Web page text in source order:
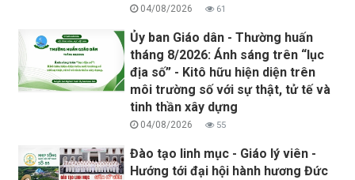
04/08/2026 61
Ủy ban Giáo dân - Thường huấn
tháng 8/2026: Ánh sáng trên “lục
địa số” - Kitô hữu hiện diện trên
môi trường số với sự thật, tử tế và
tinh thần xây dựng
04/08/2026 55
Đào tạo linh mục - Giáo lý viên -
Hướng tới đại hội hành hương Đức